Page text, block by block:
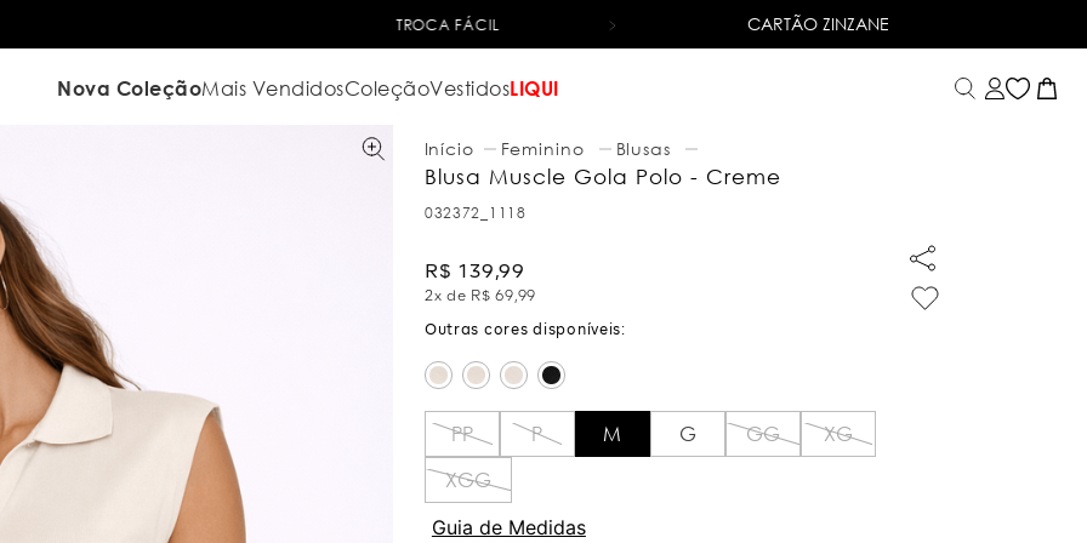
6X SEM JUROSNO CARTÃO DE CRÉDITO
CARTÃO ZINZANE
Nova ColeçãoMais VendidosColeçãoVestidosLIQUI
Feminino Blusas
Blusa Muscle Gola Polo - Creme
032372_1118
R$ 139,99
2x de R$ 69,99
PP P M G GG
XG
XGG
Guia de Medidas